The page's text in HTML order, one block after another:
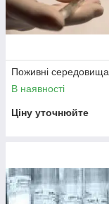
Поживні середовища
В наявності
Ціну уточнюйте